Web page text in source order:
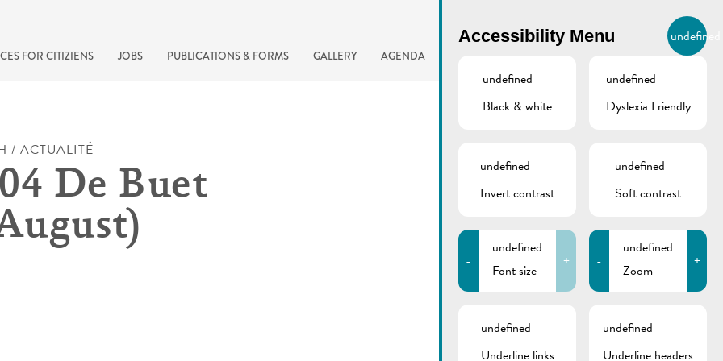
FOR CITIZIENS JOBS PUBLICATIONS & FORMS GALLERY AGENDA EN
BIERGER.REMICH.LU
/ ACTUALITÉ
De Buet
Accessibility Menu undefined
undefined
Black & white
undefined
Dyslexia Friendly
undefined
Invert contrast
undefined
Soft contrast
-
undefined
Font size
+ -
undefined
Zoom
+
undefined
Underline links
undefined
Underline headers